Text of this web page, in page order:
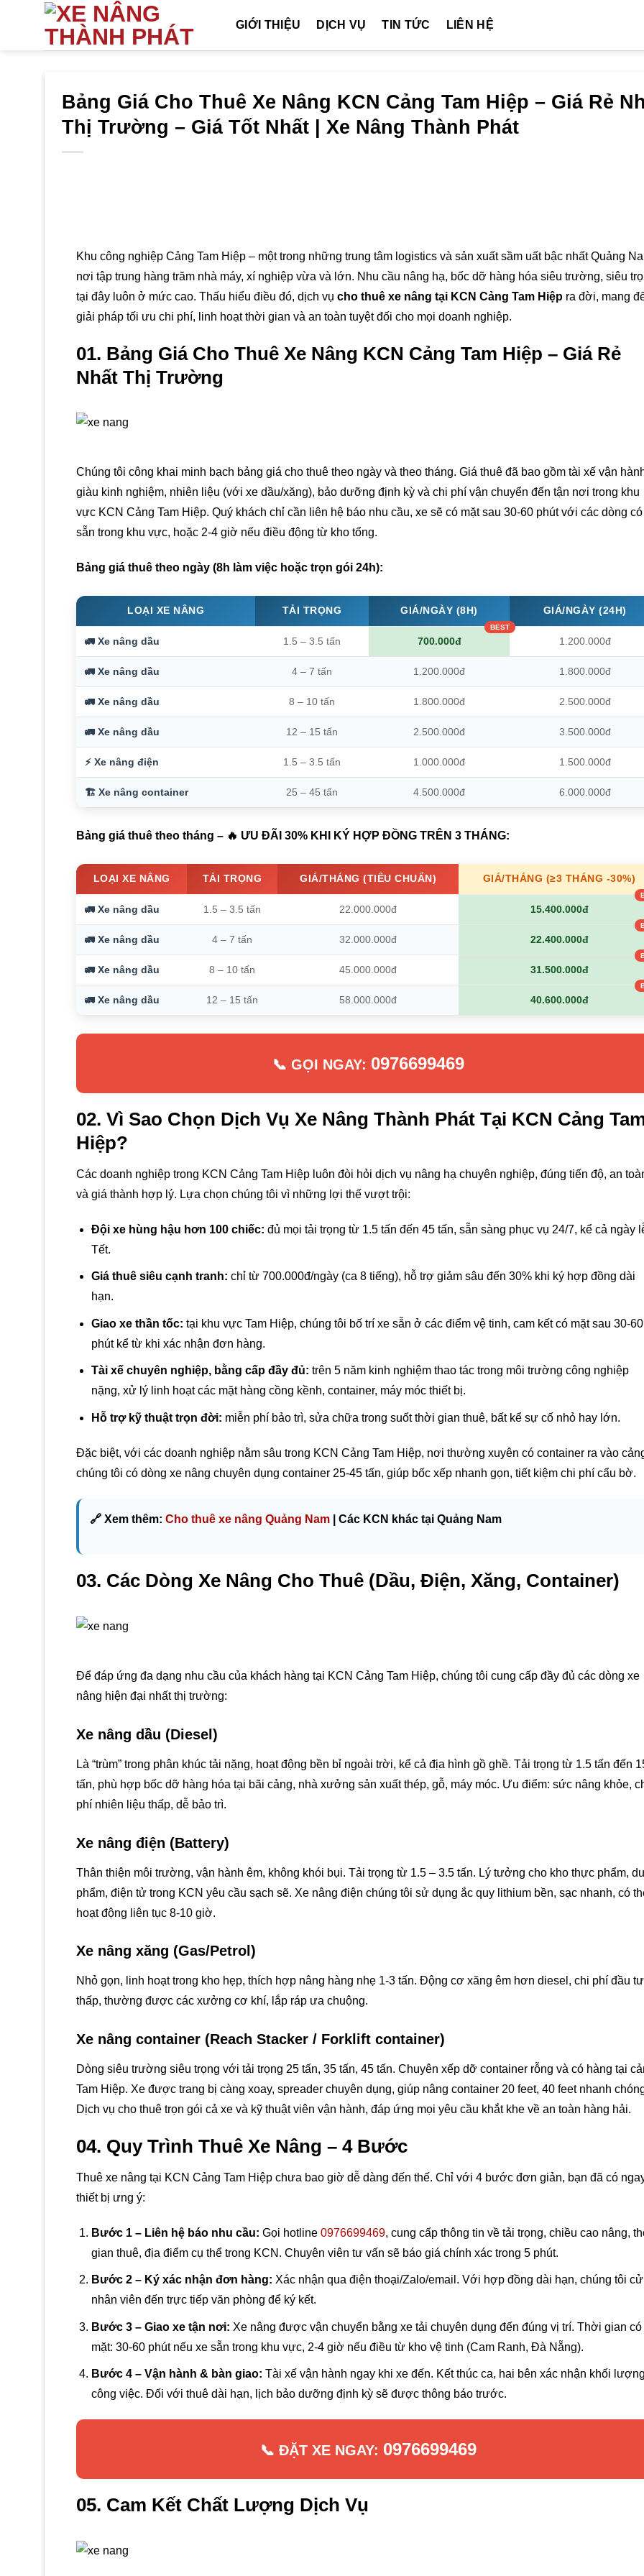
GIỚI THIỆU DỊCH VỤ TIN TỨC LIÊN HỆ
Bảng Giá Cho Thuê Xe Nâng KCN Cảng Tam Hiệp – Giá Rẻ
Thị Trường – Giá Tốt Nhất | Xe Nâng Thành Phát
Khu công nghiệp Cảng Tam Hiệp – một trong những trung tâm logistics và sản xuất sầm uất bậc nhất Quảng
nơi tập trung hàng trăm nhà máy, xí nghiệp vừa và lớn. Nhu cầu nâng hạ, bốc dỡ hàng hóa siêu trường, siêu
tại đây luôn ở mức cao. Thấu hiểu điều đó, dịch vụ cho thuê xe nâng tại KCN Cảng Tam Hiệp ra đời, mang
giải pháp tối ưu chi phí, linh hoạt thời gian và an toàn tuyệt đối cho mọi doanh nghiệp.
01. Bảng Giá Cho Thuê Xe Nâng KCN Cảng Tam Hiệp – Giá Rẻ
Nhất Thị Trường
Chúng tôi công khai minh bạch bảng giá cho thuê theo ngày và theo tháng. Giá thuê đã bao gồm tài xế vận
giàu kinh nghiệm, nhiên liệu (với xe dầu/xăng), bảo dưỡng định kỳ và chi phí vận chuyển đến tận nơi trong khu
vực KCN Cảng Tam Hiệp. Quý khách chỉ cần liên hệ báo nhu cầu, xe sẽ có mặt sau 30-60 phút với các dòng có
sẵn trong khu vực, hoặc 2-4 giờ nếu điều động từ kho tổng.
Bảng giá thuê theo ngày (8h làm việc hoặc trọn gói 24h):
LOẠI XE NÂNG TẢI TRỌNG GIÁ/NGÀY (8H) GIÁ/NGÀY (24H)
🚛 Xe nâng dầu 1.5 – 3.5 tấn 700.000đ 1.200.000đ
🚛 Xe nâng dầu 4 – 7 tấn 1.200.000đ 1.800.000đ
🚛 Xe nâng dầu 8 – 10 tấn 1.800.000đ 2.500.000đ
🚛 Xe nâng dầu 12 – 15 tấn 2.500.000đ 3.500.000đ
⚡ Xe nâng điện 1.5 – 3.5 tấn 1.000.000đ 1.500.000đ
🏗️ Xe nâng container 25 – 45 tấn 4.500.000đ 6.000.000đ
Bảng giá thuê theo tháng – 🔥 ƯU ĐÃI 30% KHI KÝ HỢP ĐỒNG TRÊN 3 THÁNG:
LOẠI XE NÂNG TẢI TRỌNG GIÁ/THÁNG (TIÊU CHUẨN) GIÁ/THÁNG (≥3 THÁNG -30%)
🚛 Xe nâng dầu 1.5 – 3.5 tấn 22.000.000đ 15.400.000đ
🚛 Xe nâng dầu 4 – 7 tấn 32.000.000đ 22.400.000đ
🚛 Xe nâng dầu 8 – 10 tấn 45.000.000đ 31.500.000đ
🚛 Xe nâng dầu 12 – 15 tấn 58.000.000đ 40.600.000đ
📞 GỌI NGAY: 0976699469
02. Vì Sao Chọn Dịch Vụ Xe Nâng Thành Phát Tại KCN Cảng
Hiệp?
Các doanh nghiệp trong KCN Cảng Tam Hiệp luôn đòi hỏi dịch vụ nâng hạ chuyên nghiệp, đúng tiến độ, an
và giá thành hợp lý. Lựa chọn chúng tôi vì những lợi thế vượt trội:
Đội xe hùng hậu hơn 100 chiếc: đủ mọi tải trọng từ 1.5 tấn đến 45 tấn, sẵn sàng phục vụ 24/7, kể cả ngày
Tết.
Giá thuê siêu cạnh tranh: chỉ từ 700.000đ/ngày (ca 8 tiếng), hỗ trợ giảm sâu đến 30% khi ký hợp đồng dài
hạn.
Giao xe thần tốc: tại khu vực Tam Hiệp, chúng tôi bố trí xe sẵn ở các điểm vệ tinh, cam kết có mặt sau 30-60
phút kể từ khi xác nhận đơn hàng.
Tài xế chuyên nghiệp, bằng cấp đầy đủ: trên 5 năm kinh nghiệm thao tác trong môi trường công nghiệp
nặng, xử lý linh hoạt các mặt hàng cồng kềnh, container, máy móc thiết bị.
Hỗ trợ kỹ thuật trọn đời: miễn phí bảo trì, sửa chữa trong suốt thời gian thuê, bất kể sự cố nhỏ hay lớn.
Đặc biệt, với các doanh nghiệp nằm sâu trong KCN Cảng Tam Hiệp, nơi thường xuyên có container ra vào
chúng tôi có dòng xe nâng chuyên dụng container 25-45 tấn, giúp bốc xếp nhanh gọn, tiết kiệm chi phí cẩu bờ.
🔗 Xem thêm: Cho thuê xe nâng Quảng Nam | Các KCN khác tại Quảng Nam
03. Các Dòng Xe Nâng Cho Thuê (Dầu, Điện, Xăng, Container)
Để đáp ứng đa dạng nhu cầu của khách hàng tại KCN Cảng Tam Hiệp, chúng tôi cung cấp đầy đủ các dòng xe
nâng hiện đại nhất thị trường:
Xe nâng dầu (Diesel)
Là “trùm” trong phân khúc tải nặng, hoạt động bền bỉ ngoài trời, kể cả địa hình gồ ghề. Tải trọng từ 1.5 tấn đến
tấn, phù hợp bốc dỡ hàng hóa tại bãi cảng, nhà xưởng sản xuất thép, gỗ, máy móc. Ưu điểm: sức nâng khỏe,
phí nhiên liệu thấp, dễ bảo trì.
Xe nâng điện (Battery)
Thân thiện môi trường, vận hành êm, không khói bụi. Tải trọng từ 1.5 – 3.5 tấn. Lý tưởng cho kho thực phẩm,
phẩm, điện tử trong KCN yêu cầu sạch sẽ. Xe nâng điện chúng tôi sử dụng ắc quy lithium bền, sạc nhanh, có
hoạt động liên tục 8-10 giờ.
Xe nâng xăng (Gas/Petrol)
Nhỏ gọn, linh hoạt trong kho hẹp, thích hợp nâng hàng nhẹ 1-3 tấn. Động cơ xăng êm hơn diesel, chi phí đầu tư
thấp, thường được các xưởng cơ khí, lắp ráp ưa chuộng.
Xe nâng container (Reach Stacker / Forklift container)
Dòng siêu trường siêu trọng với tải trọng 25 tấn, 35 tấn, 45 tấn. Chuyên xếp dỡ container rỗng và có hàng tại
Tam Hiệp. Xe được trang bị càng xoay, spreader chuyên dụng, giúp nâng container 20 feet, 40 feet nhanh
Dịch vụ cho thuê trọn gói cả xe và kỹ thuật viên vận hành, đáp ứng mọi yêu cầu khắt khe về an toàn hàng hải.
04. Quy Trình Thuê Xe Nâng – 4 Bước
Thuê xe nâng tại KCN Cảng Tam Hiệp chưa bao giờ dễ dàng đến thế. Chỉ với 4 bước đơn giản, bạn đã có
thiết bị ưng ý:
Bước 1 – Liên hệ báo nhu cầu: Gọi hotline 0976699469, cung cấp thông tin về tải trọng, chiều cao nâng,
gian thuê, địa điểm cụ thể trong KCN. Chuyên viên tư vấn sẽ báo giá chính xác trong 5 phút.
Bước 2 – Ký xác nhận đơn hàng: Xác nhận qua điện thoại/Zalo/email. Với hợp đồng dài hạn, chúng tôi cử
nhân viên đến trực tiếp văn phòng để ký kết.
Bước 3 – Giao xe tận nơi: Xe nâng được vận chuyển bằng xe tải chuyên dụng đến đúng vị trí. Thời gian có
mặt: 30-60 phút nếu xe sẵn trong khu vực, 2-4 giờ nếu điều từ kho vệ tinh (Cam Ranh, Đà Nẵng).
Bước 4 – Vận hành & bàn giao: Tài xế vận hành ngay khi xe đến. Kết thúc ca, hai bên xác nhận khối
công việc. Đối với thuê dài hạn, lịch bảo dưỡng định kỳ sẽ được thông báo trước.
📞 ĐẶT XE NGAY: 0976699469
05. Cam Kết Chất Lượng Dịch Vụ